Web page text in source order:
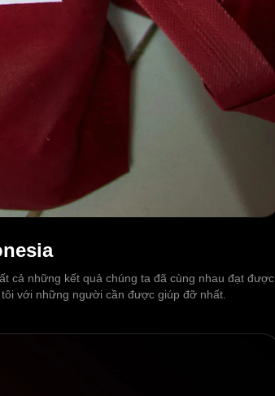
cả những kết quả chúng ta đã cùng nhau đạt được.
với những người cần được giúp đỡ nhất.